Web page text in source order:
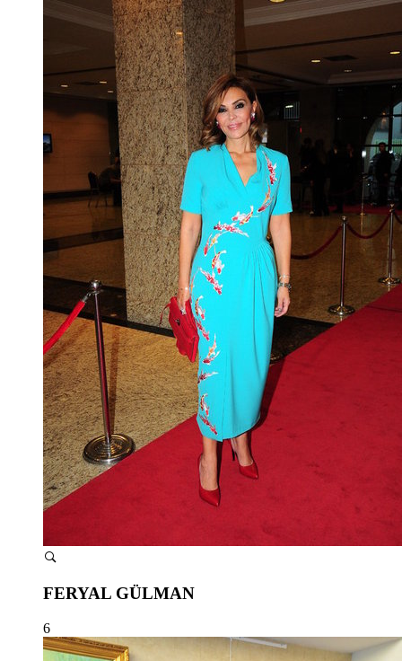
FERYAL GÜLMAN
6